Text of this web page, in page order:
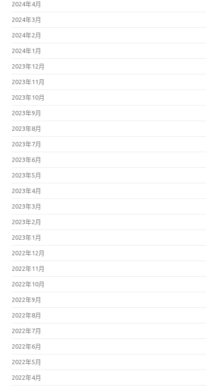
2024年4月
2024年3月
2024年2月
2024年1月
2023年12月
2023年11月
2023年10月
2023年9月
2023年8月
2023年7月
2023年6月
2023年5月
2023年4月
2023年3月
2023年2月
2023年1月
2022年12月
2022年11月
2022年10月
2022年9月
2022年8月
2022年7月
2022年6月
2022年5月
2022年4月